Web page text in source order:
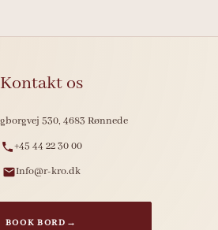
Kontakt os
530, 4683 Rønnede
+45 44 22 30 00
Info@r-kro.dk
BOOK BORD →